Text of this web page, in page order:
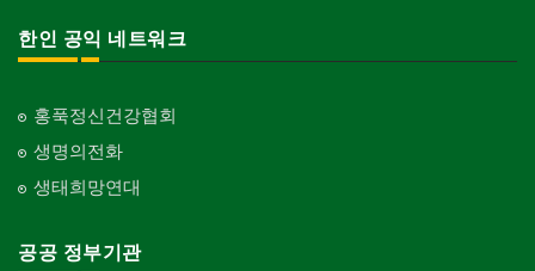
한인 공익 네트워크
홍푹정신건강협회
생명의전화
생태희망연대
공공 정부기관